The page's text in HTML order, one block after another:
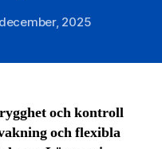
2025
och kontroll
och flexibla